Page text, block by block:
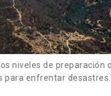
niveles de preparación
para enfrentar